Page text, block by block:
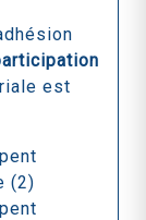
est
(2)